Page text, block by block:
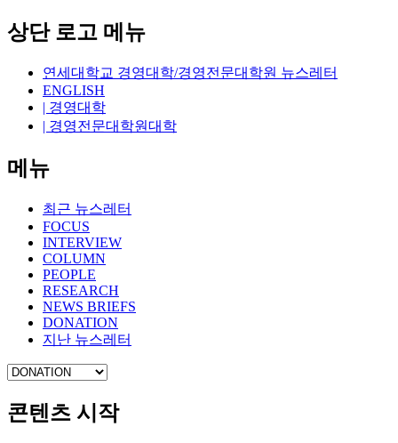
상단 로고 메뉴
연세대학교 경영대학/경영전문대학원 뉴스레터
ENGLISH
| 경영대학
| 경영전문대학원대학
메뉴
최근 뉴스레터
FOCUS
INTERVIEW
COLUMN
PEOPLE
RESEARCH
NEWS BRIEFS
DONATION
지난 뉴스레터
콘텐츠 시작